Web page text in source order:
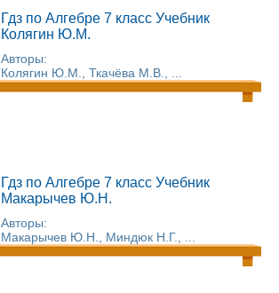
Гдз по Алгебре 7 класс Учебник
Колягин Ю.М.
Авторы:
Колягин Ю.М., Ткачёва М.В., ...
Гдз по Алгебре 7 класс Учебник
Макарычев Ю.Н.
Авторы:
Макарычев Ю.Н., Миндюк Н.Г., ...